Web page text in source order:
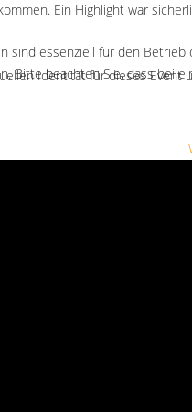
Ein Highlight war
Identität für dieses
sind essenziell für den
Bitte beachten Sie, dass bei